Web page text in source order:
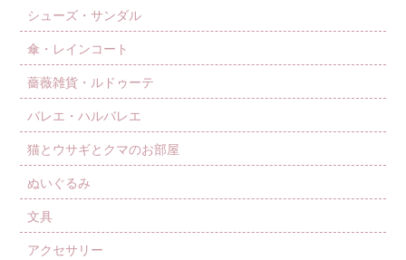
シューズ・サンダル
傘・レインコート
薔薇雑貨・ルドゥーテ
バレエ・ハルバレエ
猫とウサギとクマのお部屋
ぬいぐるみ
文具
アクセサリー